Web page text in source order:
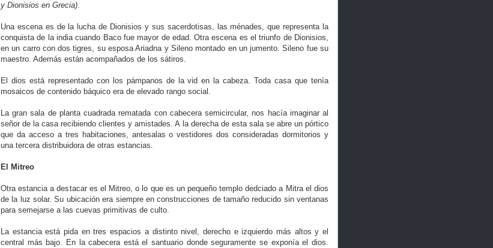
y Dionisios en Grecia).
Una escena es de la lucha de Dionisios y sus sacerdotisas, las ménades, que representa la
conquista de la india cuando Baco fue mayor de edad. Otra escena es el triunfo de Dionisios,
en un carro con dos tigres, su esposa Ariadna y Sileno montado en un jumento. Sileno fue su
maestro. Además están acompañados de los sátiros.
El dios está representado con los pámpanos de la vid en la cabeza. Toda casa que tenía
mosaicos de contenido báquico era de elevado rango social.
La gran sala de planta cuadrada rematada con cabecera semicircular, nos hacía imaginar al
señor de la casa recibiendo clientes y amistades. A la derecha de esta sala se abre un pórtico
que da acceso a tres habitaciones, antesalas o vestidores dos consideradas dormitorios y
una tercera distribuidora de otras estancias.
El Mitreo
Otra estancia a destacar es el Mitreo, o lo que es un pequeño templo dedciado a Mitra el dios
de la luz solar. Su ubicación era siempre en construcciones de tamaño reducido sin ventanas
para semejarse a las cuevas primitivas de culto.
La estancia está pida en tres espacios a distinto nivel, derecho e izquierdo más altos y el
central más bajo. En la cabecera está el santuario donde seguramente se exponía el dios.